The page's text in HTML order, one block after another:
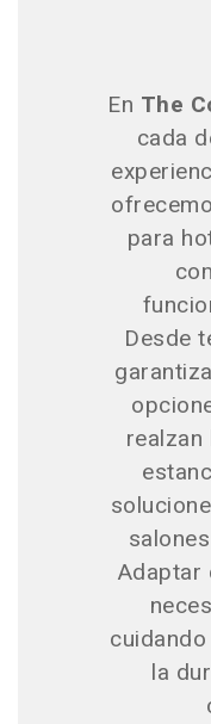
En The
cada
para
Desde
Adaptar
la